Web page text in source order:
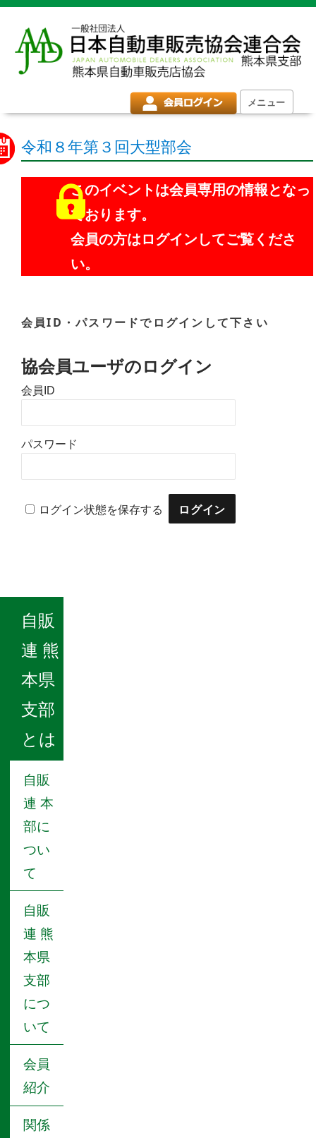
メニュー
令和８年第３回大型部会
このイベントは会員専用の情報となっ
ております。
会員の方はログインしてご覧くださ
い。
会員ID・パスワードでログインして下さい
協会員ユーザのログイン
会員ID
パスワード
ログイン状態を保存する
自販
連 熊
本県
支部
とは
自販
連 本
部に
つい
て
自販
連 熊
本県
支部
につ
いて
会員
紹介
関係